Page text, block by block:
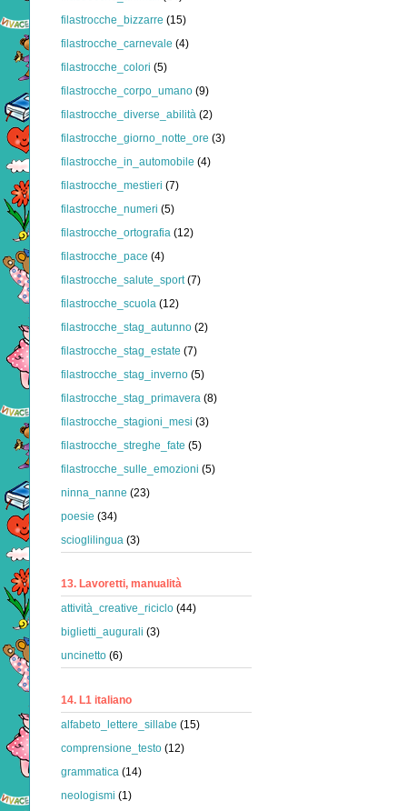
filastrocche_bizzarre (15)
filastrocche_carnevale (4)
filastrocche_colori (5)
filastrocche_corpo_umano (9)
filastrocche_diverse_abilità (2)
filastrocche_giorno_notte_ore (3)
filastrocche_in_automobile (4)
filastrocche_mestieri (7)
filastrocche_numeri (5)
filastrocche_ortografia (12)
filastrocche_pace (4)
filastrocche_salute_sport (7)
filastrocche_scuola (12)
filastrocche_stag_autunno (2)
filastrocche_stag_estate (7)
filastrocche_stag_inverno (5)
filastrocche_stag_primavera (8)
filastrocche_stagioni_mesi (3)
filastrocche_streghe_fate (5)
filastrocche_sulle_emozioni (5)
ninna_nanne (23)
poesie (34)
scioglilingua (3)
13. Lavoretti, manualità
attività_creative_riciclo (44)
biglietti_augurali (3)
uncinetto (6)
14. L1 italiano
alfabeto_lettere_sillabe (15)
comprensione_testo (12)
grammatica (14)
neologismi (1)